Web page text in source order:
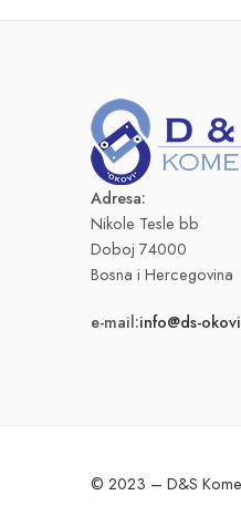
Adresa:
Nikole Tesle bb
Doboj 74000
Bosna i Hercegovina
e-mail:info@ds-
© 2023 – D&S